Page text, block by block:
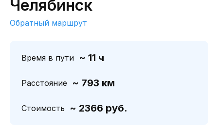
Челябинск
Обратный маршрут
Время в пути ~ 11 ч
Расстояние ~ 793 км
Стоимость ~ 2366 руб.